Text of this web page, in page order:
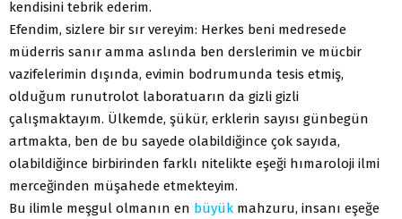
kendisini tebrik ederim.
Efendim, sizlere bir sır vereyim: Herkes beni medresede
müderris sanır amma aslında ben derslerimin ve mücbir
vazifelerimin dışında, evimin bodrumunda tesis etmiş,
olduğum runutrolot laboratuarın da gizli gizli
çalışmaktayım. Ülkemde, şükür, erklerin sayısı günbegün
artmakta, ben de bu sayede olabildiğince çok sayıda,
olabildiğince birbirinden farklı nitelikte eşeği hımaroloji ilmi
merceğinden müşahede etmekteyim.
Bu ilimle meşgul olmanın en büyük mahzuru, insanı eşeğe